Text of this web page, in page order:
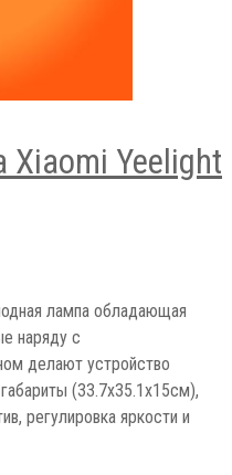
Xiaomi Yeelight
лампа обладающая
наряду с
делают устройство
(33.7х35.1х15см),
регулировка яркости и